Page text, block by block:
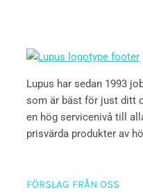
Lupus har sedan 1993
som är bäst för just ditt
en hög servicenivå till
prisvärda produkter av
FÖRSLAG FRÅN OSS